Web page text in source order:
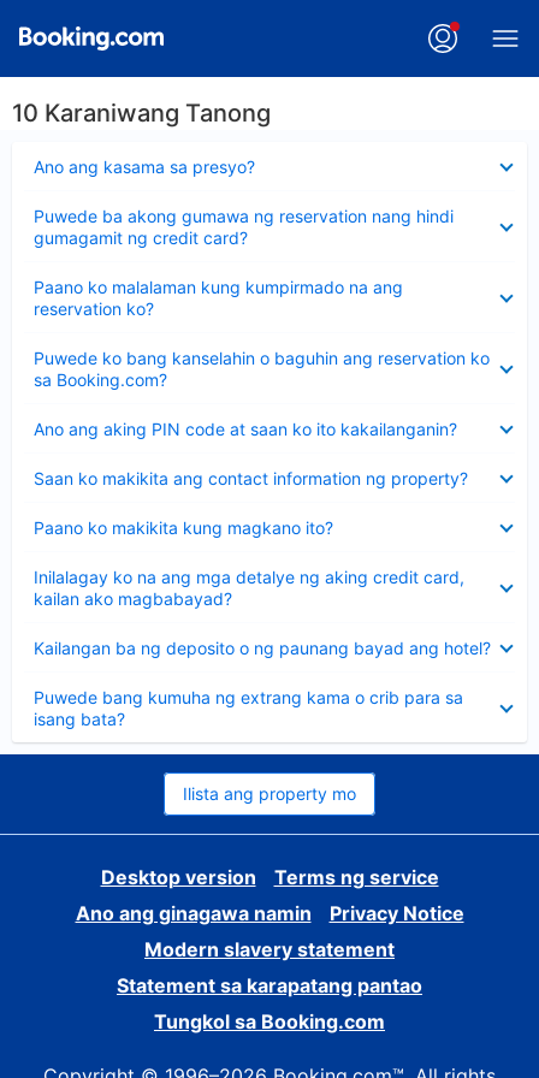
10 Karaniwang Tanong
Ano ang kasama sa presyo?
ang
Puwede ba akong gumawa ng reservation nang hindi
gumagamit ng credit card?
ang
sagot
Paano ko malalaman kung kumpirmado na ang
reservation ko?
ang
sagot
Puwede ko bang kanselahin o baguhin ang reservation ko
sa Booking.com?
ang
sagot
Ano ang aking PIN code at saan ko ito kakailanganin?
ang
Saan ko makikita ang contact information ng property?
ang
Paano ko makikita kung magkano ito?
ang
Inilalagay ko na ang mga detalye ng aking credit card,
kailan ako magbabayad?
ang
sagot
Kailangan ba ng deposito o ng paunang bayad ang hotel?
ang
Puwede bang kumuha ng extrang kama o crib para sa
isang bata?
ang
sagot
Ilista ang property mo
Desktop version
Terms ng service
Ano ang ginagawa namin
Privacy Notice
Modern slavery statement
Statement sa karapatang pantao
Tungkol sa Booking.com